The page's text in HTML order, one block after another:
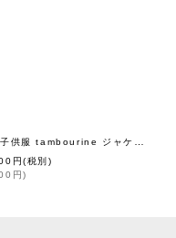
]
円(税別)
円)